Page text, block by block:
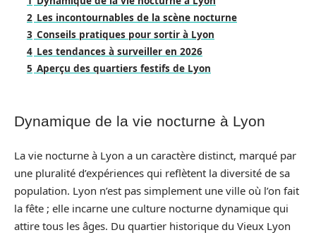
2 Les incontournables de la scène nocturne
3 Conseils pratiques pour sortir à Lyon
4 Les tendances à surveiller en 2026
5 Aperçu des quartiers festifs de Lyon
Dynamique de la vie nocturne à Lyon
La vie nocturne à Lyon a un caractère distinct, marqué par
une pluralité d’expériences qui reflètent la diversité de sa
population. Lyon n’est pas simplement une ville où l’on fait
la fête ; elle incarne une culture nocturne dynamique qui
attire tous les âges. Du quartier historique du Vieux Lyon